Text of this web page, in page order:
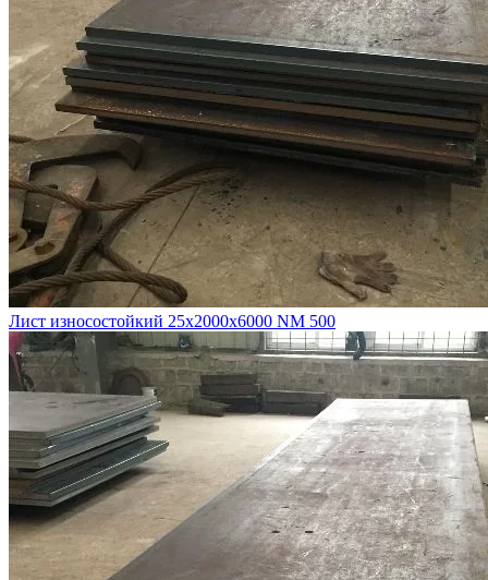
Лист износостойкий 25х2000х6000 NM 500